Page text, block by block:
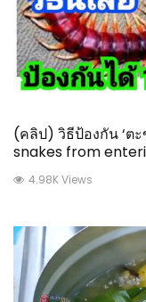
(คลิป) วิธีป้องกัน ‘ต
snakes from
4.98K Views